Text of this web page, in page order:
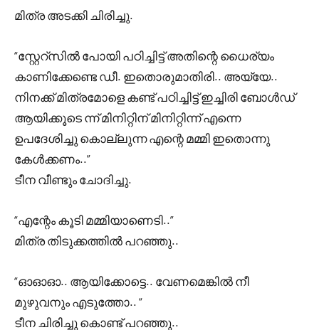
മിത്ര അടക്കി ചിരിച്ചു.
“സ്റ്റേറ്സിൽ പോയി പഠിച്ചിട്ട് അതിന്റെ ധൈര്യം
കാണിക്കേണ്ടെ ഡീ. ഇതൊരുമാതിരി.. അയ്യേ..
നിനക്ക് മിത്രമോളെ കണ്ട് പഠിച്ചിട്ട് ഇച്ചിരി ബോൾഡ്
ആയിക്കൂടെ ന്ന് മിനിറ്റിന് മിനിറ്റിന്ന് എന്നെ
ഉപദേശിച്ചു കൊല്ലുന്ന എന്റെ മമ്മി ഇതൊന്നു
കേൾക്കണം..”
ടീന വീണ്ടും ചോദിച്ചു.
“എന്റേം കൂടി മമ്മിയാണെടി..”
മിത്ര തിടുക്കത്തിൽ പറഞ്ഞു..
“ഓഓഓ.. ആയിക്കോട്ടെ.. വേണമെങ്കിൽ നീ
മുഴുവനും എടുത്തോ.. “
ടീന ചിരിച്ചു കൊണ്ട് പറഞ്ഞു..